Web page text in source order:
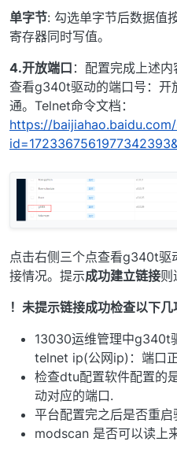
单字节: 勾选单字节后数据值
寄存器同时写值。
4.开放端口 ：配置完成上述
查看g340t驱动的端口号：开
通。Telnet命令文档：
https://
点击右侧三个点查看g340t驱
接情况。提示成功建立链接则
！未提示链接成功检查以下几
13030运维管理中g340t
telnet ip(公网ip)：端口
检查dtu配置软件配置的
动对应的端口.
平台配置完之后是否重启
modscan 是否可以读上